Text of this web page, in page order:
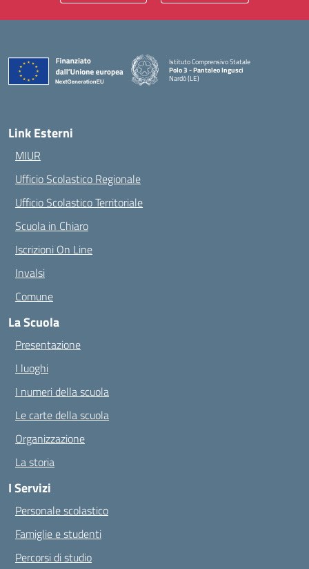
Istituto Comprensivo Statale
Polo 3 - Pantaleo Ingusci
Nardò (LE)
Link Esterni
MIUR
Ufficio Scolastico Regionale
Ufficio Scolastico Territoriale
Scuola in Chiaro
Iscrizioni On Line
Invalsi
Comune
La Scuola
Presentazione
I luoghi
I numeri della scuola
Le carte della scuola
Organizzazione
La storia
I Servizi
Personale scolastico
Famiglie e studenti
Percorsi di studio